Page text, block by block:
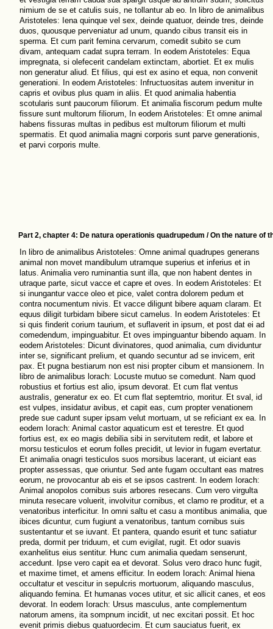
nimium de se et catulis suis, ne tollantur ab eo. In libro de animalibus
Aristoteles: Iena quinque vel sex, deinde quatuor, deinde tres, deinde
duos, quousque perveniatur ad unum, quando cibus transit eis in
sperma. Et cum parit femina cervarum, comedit subito se cum
divam, antequam cadat supra terram. In eodem Aristoteles: Equa
impregnata, si olefecerit candelam extinctam, abortiet. Et ex mulis
non generatur aliud. Et filius, qui est ex asino et equa, non convenit
generationi. In eodem Aristoteles: Infructuositas autem invenitur in
capris et ovibus plus quam in aliis. Et quod animalia habentia
scotularis sunt paucorum filiorum. Et animalia fiscorum pedum multe
fissure sunt multorum filiorum, In eodem Aristoteles: Et omne animal
habens fissuras multas in pedibus est multorum filiorum et multi
spermatis. Et quod animalia magni corporis sunt parve generationis,
et parvi corporis multe.
Part 2, chapter 4: De natura operationis quadrupedum / On the nature of
In libro de animalibus Aristoteles: Omne animal quadrupes generans
animal non movet mandibulum utramque superius et inferius et in
latus. Animalia vero ruminantia sunt illa, que non habent dentes in
utraque parte, sicut vacce et capre et oves. In eodem Aristoteles: Et
si inungantur vacce oleo et pice, valet contra dolorem pedum et
contra nocumentum nivis. Et vacce diligunt bibere aquam claram. Et
equus diligit turbidam bibere sicut camelus. In eodem Aristoteles: Et
si quis finderit corium taurium, et suflaverit in ipsum, et post dat ei ad
comedendum, impinguabitur. Et oves impinguantur bibendo aquam. In
eodem Aristoteles: Dicunt divinatores, quod animalia, cum dividuntur
inter se, significant prelium, et quando secuntur ad se invicem, erit
pax. Et pugna bestiarum non est nisi propter cibum et mansionem. In
libro de animalibus lorach: Locuste mutuo se comedunt. Nam quod
robustius et fortius est alio, ipsum devorat. Et cum flat ventus
australis, generatur ex eo. Et cum flat septemtrio, moritur. Et sval, id
est vulpes, insidatur avibus, et capit eas, cum propter venationem
prede sue cadunt super ipsam velut mortuam, ut se reficiant ex ea. In
eodem Iorach: Animal castor aquaticum est et terestre. Et quod
fortius est, ex eo magis debilia sibi in servitutem redit, et labore et
morsu testiculos et eorum folles precidit, ut levior in fugam evertatur.
Et animalia onagri testiculos suos morsibus lacerant, ut eiciant eas
propter assessas, que oriuntur. Sed ante fugam occultant eas matres
eorum, ne provocantur ab eis et se ipsos castrent. In eodem Iorach:
Animal anopolos cornibus suis arbores resecans. Cum vero virgulta
minuta resecare voluerit, involvitur cornibus, et clamo re proditur, et a
venatoribus interficitur. In omni saltu et casu a montibus animalia, que
ibices dicuntur, cum fugiunt a venatoribus, tantum cornibus suis
sustentantur et se iuvant. Et pantera, quando esurit et tunc satiatur
preda, dormit per triduum, et cum evigilat, rugit. Et odor suavis
exanhelitus eius sentitur. Hunc cum animalia quedam senserunt,
accedunt. Ipse vero capit ea et devorat. Solus vero draco hunc fugit,
et maxime timet, et amens efficitur. In eodem Iorach: Animal hiena
occultatur et vescitur in sepulcris mortuorum, aliquando masculus,
aliquando femina. Et humanas voces utitur, et sic allicit canes, et eos
devorat. In eodem Iorach: Ursus masculus, ante complementum
natorum amens, ita sompnum incidit, ut nec excitari possit. Et hoc
evenit primis diebus quatuordecim. Et cum sauciatus fuerit, ex